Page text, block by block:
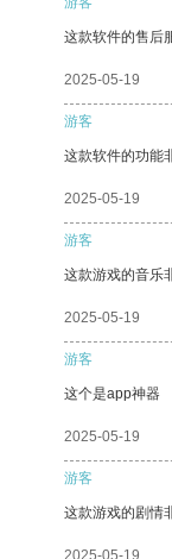
这款软件的售后
2025-05-19
游客
这款软件的功能
2025-05-19
游客
这款游戏的音乐
2025-05-19
游客
这个是app神器
2025-05-19
游客
这款游戏的剧情
2025-05-19